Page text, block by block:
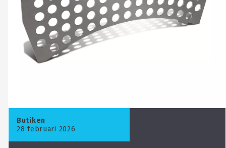
Butiken
28 februari 2026